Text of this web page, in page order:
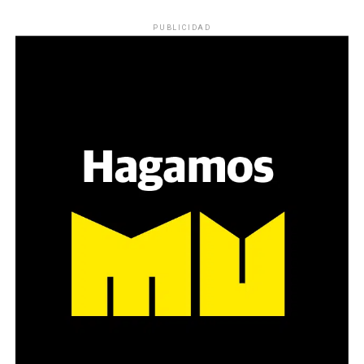
es a través del interrogante, que puedan encarnar la
pregunta», comparte Gonzalo, de 41 años.
PUBLICIDAD